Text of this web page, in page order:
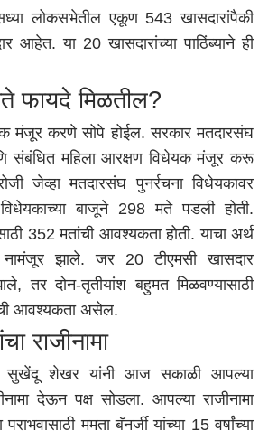
लोकसभेतील एकूण 543 खासदारांपैकी
आहेत. या 20 खासदारांच्या पाठिंब्याने ही
फायदे मिळतील?
मंजूर करणे सोपे होईल. सरकार मतदारसंघ
संबंधित महिला आरक्षण विधेयक मंजूर करू
जेव्हा मतदारसंघ पुनर्रचना विधेयकावर
बाजूने 298 मते पडली होती.
352 मतांची आवश्यकता होती. याचा अर्थ
झाले. जर 20 टीएमसी खासदार
तर दोन-तृतीयांश बहुमत मिळवण्यासाठी
आवश्यकता असेल.
राजीनामा
सुखेंदू शेखर यांनी आज सकाळी आपल्या
देऊन पक्ष सोडला. आपल्या राजीनामा
पराभवासाठी ममता बॅनर्जी यांच्या 15 वर्षांच्या